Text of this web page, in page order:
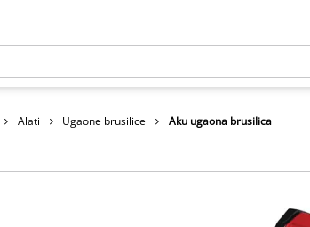
Alati Ugaone brusilice Aku ugaona brusilica